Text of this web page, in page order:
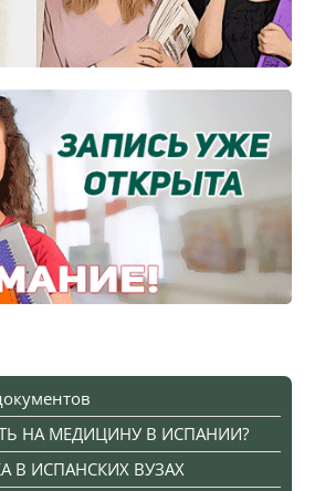
НА МЕДИЦИНУ В ИСПАНИИ?
В ИСПАНСКИХ ВУЗАХ